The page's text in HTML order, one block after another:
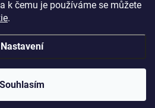
k čemu je používáme se můžete
.
Nastavení
Souhlasím
Vytvořil Shoptet